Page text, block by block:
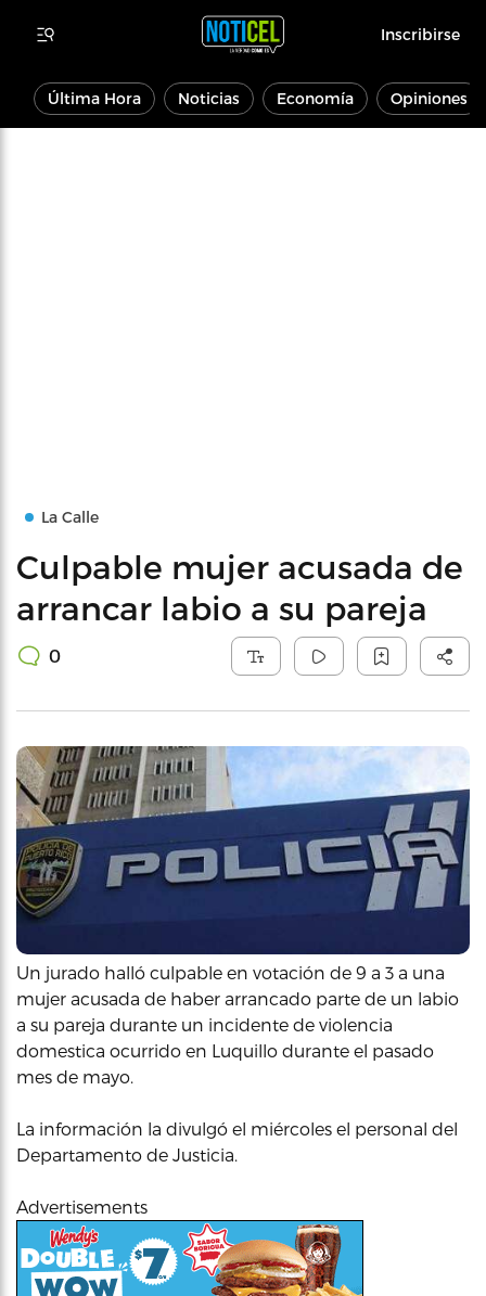
Inscribirse
Última Hora Noticias Economía Opiniones
La Calle
Culpable mujer acusada de
arrancar labio a su pareja
0
Un jurado halló culpable en votación de 9 a 3 a una
mujer acusada de haber arrancado parte de un labio
a su pareja durante un incidente de violencia
domestica ocurrido en Luquillo durante el pasado
mes de mayo.
La información la divulgó el miércoles el personal del
Departamento de Justicia.
Advertisements